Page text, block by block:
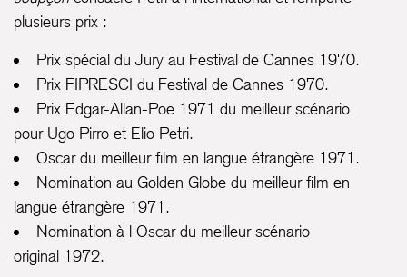
plusieurs prix :
Prix spécial du Jury au Festival de Cannes 1970.
Prix FIPRESCI du Festival de Cannes 1970.
Prix Edgar-Allan-Poe 1971 du meilleur scénario
pour Ugo Pirro et Elio Petri.
Oscar du meilleur film en langue étrangère 1971.
Nomination au Golden Globe du meilleur film en
langue étrangère 1971.
Nomination à l'Oscar du meilleur scénario
original 1972.